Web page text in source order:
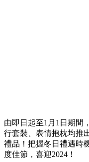
由即日起至1月1日期間
行套裝、表情抱枕均推
禮品！把握冬日禮遇時
度佳節，喜迎2024！